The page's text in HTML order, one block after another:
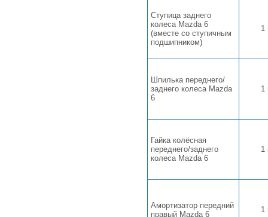
Ступица заднего
колеса Mazda 6
(вместе со ступичным
подшипником)
1
Шпилька переднего/
заднего колеса Mazda
6
1
Гайка колёсная
переднего/заднего
колеса Mazda 6
1
Амортизатор передний
правый Mazda 6
1